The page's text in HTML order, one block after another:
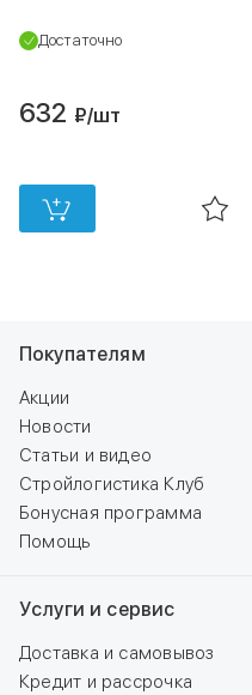
Достаточно
632 ₽/шт
Покупателям
Акции
Новости
Статьи и видео
Стройлогистика Клуб
Бонусная программа
Помощь
Услуги и сервис
Доставка и самовывоз
Кредит и рассрочка